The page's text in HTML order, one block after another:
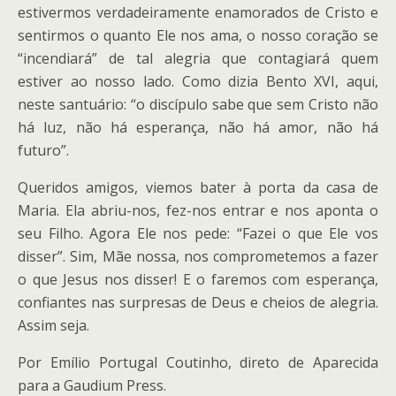
estivermos verdadeiramente enamorados de Cristo e
sentirmos o quanto Ele nos ama, o nosso coração se
“incendiará” de tal alegria que contagiará quem
estiver ao nosso lado. Como dizia Bento XVI, aqui,
neste santuário: “o discípulo sabe que sem Cristo não
há luz, não há esperança, não há amor, não há
futuro”.
Queridos amigos, viemos bater à porta da casa de
Maria. Ela abriu-nos, fez-nos entrar e nos aponta o
seu Filho. Agora Ele nos pede: “Fazei o que Ele vos
disser”. Sim, Mãe nossa, nos comprometemos a fazer
o que Jesus nos disser! E o faremos com esperança,
confiantes nas surpresas de Deus e cheios de alegria.
Assim seja.
Por Emílio Portugal Coutinho, direto de Aparecida
para a Gaudium Press.